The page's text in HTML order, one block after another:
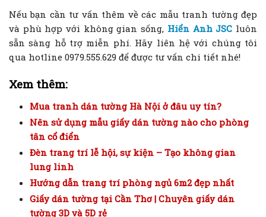
Nếu bạn cần tư vấn thêm về các mẫu tranh tường đẹp
và phù hợp với không gian sống, Hiển Anh JSC luôn
sẵn sàng hỗ trợ miễn phí. Hãy liên hệ với chúng tôi
qua hotline 0979.555.629 để được tư vấn chi tiết nhé!
Xem thêm:
Mua tranh dán tường Hà Nội ở đâu uy tín?
Nên sử dụng mẫu giấy dán tường nào cho phòng
tân cổ điển
Đèn trang trí lễ hội, sự kiện – Tạo không gian
lung linh
Hướng dẫn trang trí phòng ngủ 6m2 đẹp nhất
Giấy dán tường tại Cần Thơ | Chuyên giấy dán
tường 3D và 5D rẻ